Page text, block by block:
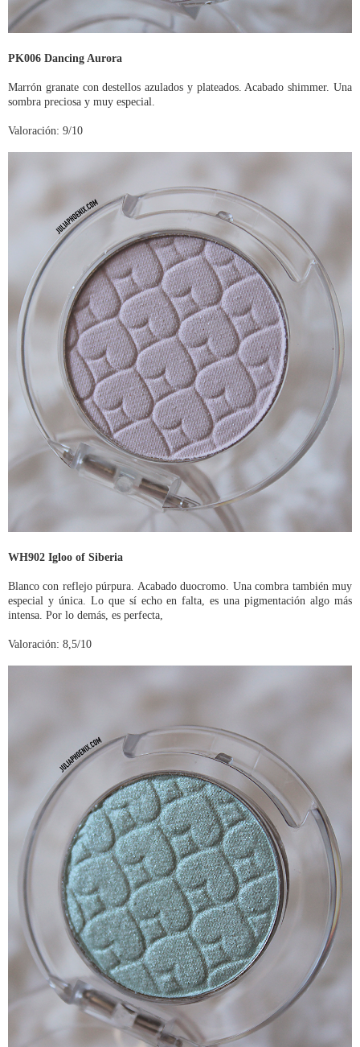
PK006 Dancing Aurora
Marrón granate con destellos azulados y plateados. Acabado shimmer. Una
sombra preciosa y muy especial.
Valoración: 9/10
WH902 Igloo of Siberia
Blanco con reflejo púrpura. Acabado duocromo. Una combra también muy
especial y única. Lo que sí echo en falta, es una pigmentación algo más
intensa. Por lo demás, es perfecta,
Valoración: 8,5/10